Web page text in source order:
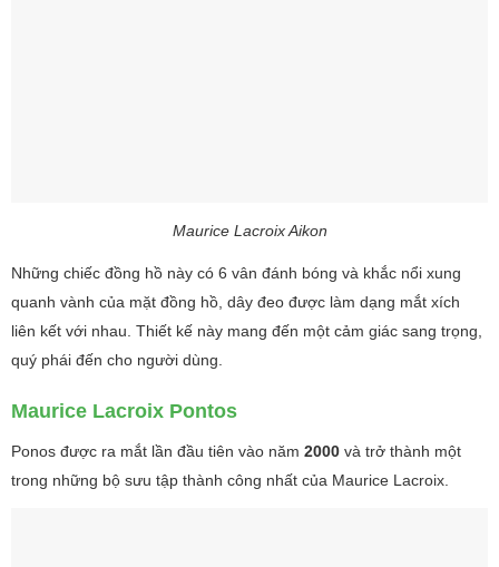
Maurice Lacroix Aikon
Những chiếc đồng hồ này có 6 vân đánh bóng và khắc nổi xung
quanh vành của mặt đồng hồ, dây đeo được làm dạng mắt xích
liên kết với nhau. Thiết kế này mang đến một cảm giác sang trọng,
quý phái đến cho người dùng.
Maurice Lacroix Pontos
Ponos được ra mắt lần đầu tiên vào năm 2000 và trở thành một
trong những bộ sưu tập thành công nhất của Maurice Lacroix.